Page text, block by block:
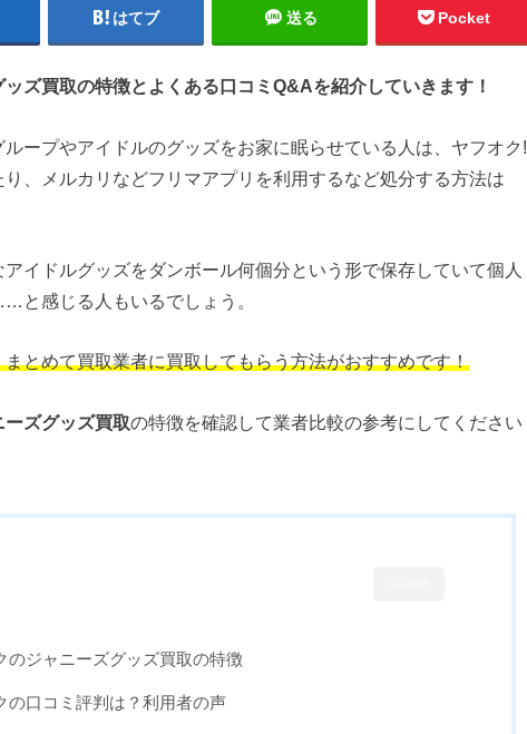
はてブ 送る Pocket
ズ買取の特徴とよくある口コミQ&Aを紹介していきます！
ープやアイドルのグッズをお家に眠らせている人は、ヤフオク!
、メルカリなどフリマアプリを利用するなど処分する方法は
イドルグッズをダンボール何個分という形で保存していて個人
と感じる人もいるでしょう。
とめて買取業者に買取してもらう方法がおすすめです！
ズグッズ買取の特徴を確認して業者比較の参考にしてください
のジャニーズグッズ買取の特徴
の口コミ評判は？利用者の声